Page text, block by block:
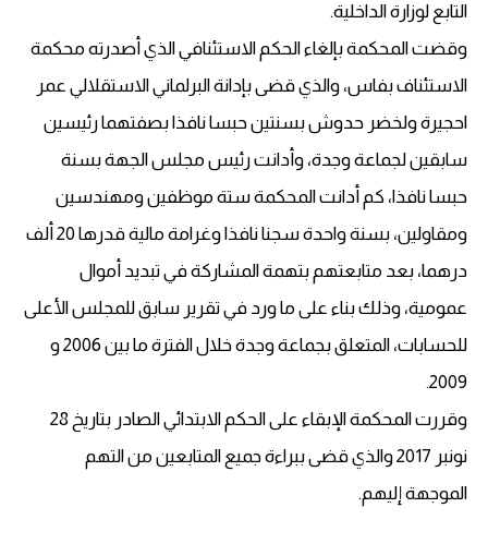
التابع لوزارة الداخلية.
وقضت المحكمة بإلغاء الحكم الاستئنافي الذي أصدرته محكمة
الاستئناف بفاس، والذي قضى بإدانة البرلماني الاستقلالي عمر
احجيرة ولخضر حدوش بسنتين حبسا نافذا بصفتهما رئيسين
سابقين لجماعة وجدة، وأدانت رئيس مجلس الجهة بسنة
حبسا نافذا، كم أدانت المحكمة ستة موظفين ومهندسين
ومقاولين، بسنة واحدة سجنا نافذا وغرامة مالية قدرها 20 ألف
درهما، بعد متابعتهم بتهمة المشاركة في تبديد أموال
عمومية، وذلك بناء على ما ورد في تقرير سابق للمجلس الأعلى
للحسابات، المتعلق بجماعة وجدة خلال الفترة ما بين 2006 و
2009.
وقررت المحكمة الإبقاء على الحكم الابتدائي الصادر بتاريخ 28
نونبر 2017 والذي قضى ببراءة جميع المتابعين من التهم
الموجهة إليهم.